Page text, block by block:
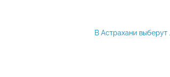
В Астрахани